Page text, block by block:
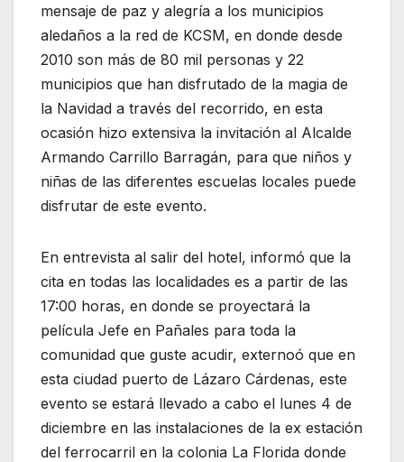
mensaje de paz y alegría a los municipios
aledaños a la red de KCSM, en donde desde
2010 son más de 80 mil personas y 22
municipios que han disfrutado de la magia de
la Navidad a través del recorrido, en esta
ocasión hizo extensiva la invitación al Alcalde
Armando Carrillo Barragán, para que niños y
niñas de las diferentes escuelas locales puede
disfrutar de este evento.
En entrevista al salir del hotel, informó que la
cita en todas las localidades es a partir de las
17:00 horas, en donde se proyectará la
película Jefe en Pañales para toda la
comunidad que guste acudir, externoó que en
esta ciudad puerto de Lázaro Cárdenas, este
evento se estará llevado a cabo el lunes 4 de
diciembre en las instalaciones de la ex estación
del ferrocarril en la colonia La Florida donde